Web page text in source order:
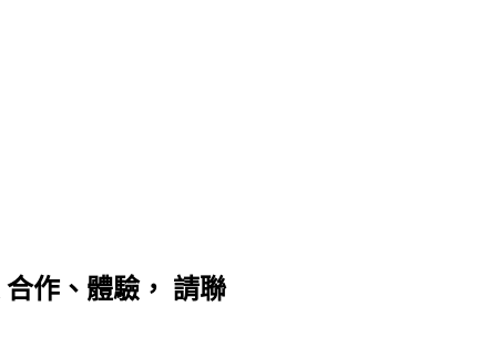
作、體驗， 請聯